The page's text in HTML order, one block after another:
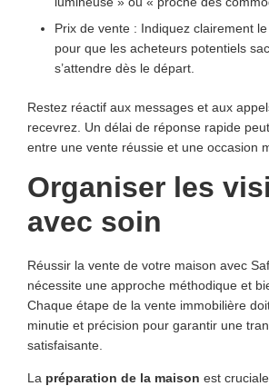
Prix de vente : Indiquez clairement
pour que les acheteurs potentiels
s’attendre dès le départ.
Restez réactif aux messages et aux
recevrez. Un délai de réponse rapide
entre une vente réussie et une occasion
Organiser les
avec soin
Réussir la vente de votre maison avec
nécessite une approche méthodique et
Chaque étape de la vente immobilière
minutie et précision pour garantir une
satisfaisante.
La préparation de la maison est